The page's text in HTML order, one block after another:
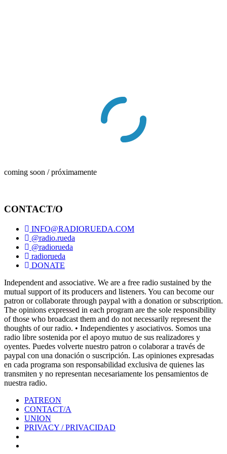
coming soon / próximamente
CONTACT/O
INFO@RADIORUEDA.COM
@radio.rueda
@radiorueda
radiorueda
DONATE
Independent and associative. We are a free radio sustained by the
mutual support of its producers and listeners. You can become our
patron or collaborate through paypal with a donation or subscription.
The opinions expressed in each program are the sole responsibility
of those who broadcast them and do not necessarily represent the
thoughts of our radio. • Independientes y asociativos. Somos una
radio libre sostenida por el apoyo mutuo de sus realizadores y
oyentes. Puedes volverte nuestro patron o colaborar a través de
paypal con una donación o suscripción. Las opiniones expresadas
en cada programa son responsabilidad exclusiva de quienes las
transmiten y no representan necesariamente los pensamientos de
nuestra radio.
PATREON
CONTACT/A
UNION
PRIVACY / PRIVACIDAD